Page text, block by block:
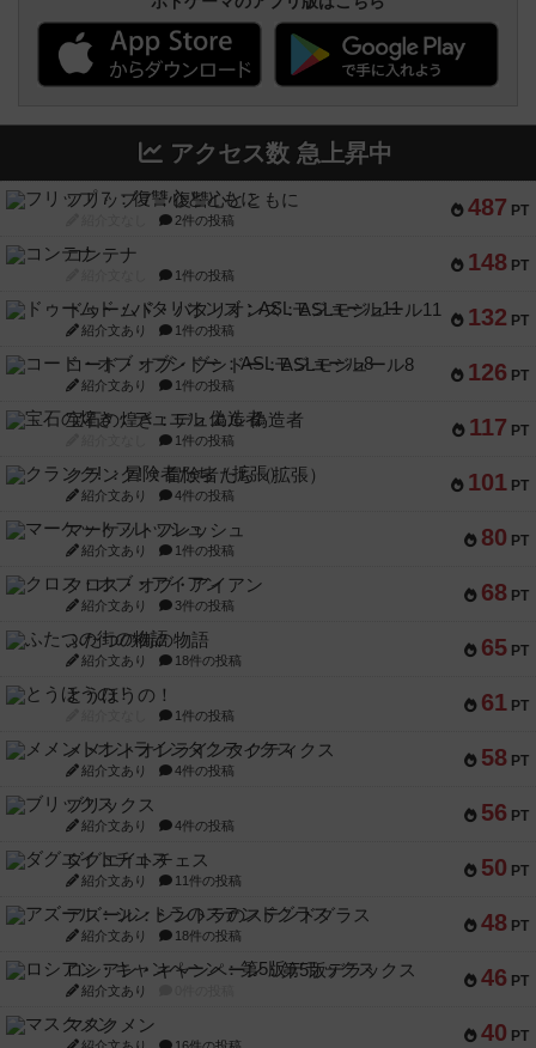
アクセス数 急上昇中
487 PT
フリップ７：復讐心とともに
2件の投稿
148 PT
コンテナ
1件の投稿
132 PT
ドゥームド・バタリオンズ：ASLモジュール11
紹介文あり 1件の投稿
126 PT
コード・オブ・ブシドー：ASLモジュール8
紹介文あり 1件の投稿
117 PT
宝石の煌き：デュエル 偽造者
1件の投稿
101 PT
クランク! ：冒険者たち（拡張）
紹介文あり 4件の投稿
80 PT
マーケットフレッシュ
紹介文あり 1件の投稿
68 PT
クロス・オブ・アイアン
紹介文あり 3件の投稿
65 PT
ふたつの街の物語
紹介文あり 18件の投稿
61 PT
とうほうの！
1件の投稿
58 PT
メメントオンラインタクティクス
紹介文あり 4件の投稿
56 PT
ブリックス
紹介文あり 4件の投稿
50 PT
ダグエイトチェス
紹介文あり 11件の投稿
48 PT
アズール：シントラのステンドグラス
紹介文あり 18件の投稿
46 PT
ロシアン・キャンペーン：第5版デラックス
紹介文あり
40 PT
マスクメン